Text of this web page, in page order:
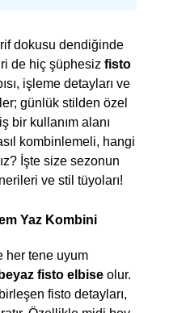
dokusu dendiğinde
de hiç şüphesiz fisto
işleme detayları ve
günlük stilden özel
bir kullanım alanı
kombinlemeli, hangi
İşte size sezonun
ve stil tüyoları!
Yaz Kombini
her tene uyum
beyaz fisto elbise olur.
fisto detayları,